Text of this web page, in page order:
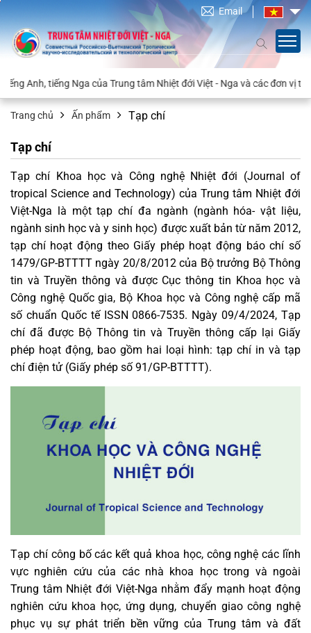
Email
tiếng Nga của Trung tâm Nhiệt đới Việt - Nga và các đơn vị trực
Trang chủ Ấn phẩm Tạp chí
Tạp chí
Tạp chí Khoa học và Công nghệ Nhiệt đới (Journal of
tropical Science and Technology) của Trung tâm Nhiệt đới
Việt-Nga là một tạp chí đa ngành (ngành hóa- vật liệu,
ngành sinh học và y sinh học) được xuất bản từ năm 2012,
tạp chí hoạt động theo Giấy phép hoạt động báo chí số
1479/GP-BTTTT ngày 20/8/2012 của Bộ trưởng Bộ Thông
tin và Truyền thông và được Cục thông tin Khoa học và
Công nghệ Quốc gia, Bộ Khoa học và Công nghệ cấp mã
số chuẩn Quốc tế ISSN 0866-7535. Ngày 09/4/2024, Tạp
chí đã được Bộ Thông tin và Truyền thông cấp lại Giấy
phép hoạt động, bao gồm hai loại hình: tạp chí in và tạp
chí điện tử (Giấy phép số 91/GP-BTTTT).
Tạp chí công bố các kết quả khoa học, công nghệ các lĩnh
vực nghiên cứu của các nhà khoa học trong và ngoài
Trung tâm Nhiệt đới Việt-Nga nhằm đẩy mạnh hoạt động
nghiên cứu khoa học, ứng dụng, chuyển giao công nghệ
phục vụ sự phát triển bền vững của Trung tâm và đất